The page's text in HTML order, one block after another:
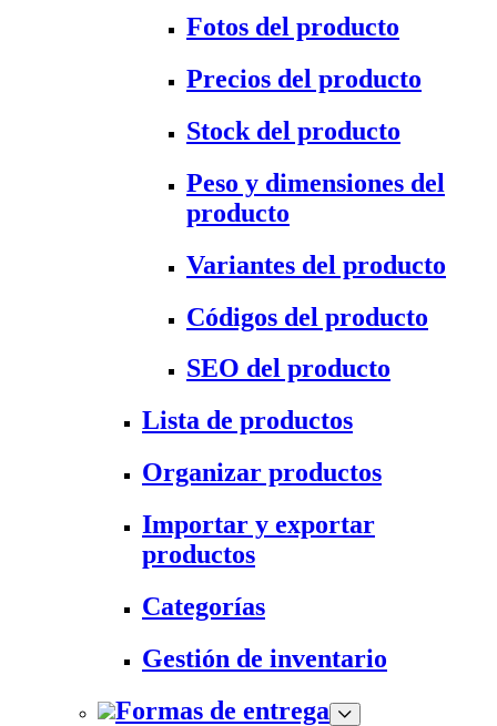
Fotos del producto
Precios del producto
Stock del producto
Peso y dimensiones del
producto
Variantes del producto
Códigos del producto
SEO del producto
Lista de productos
Organizar productos
Importar y exportar
productos
Categorías
Gestión de inventario
Formas de entrega